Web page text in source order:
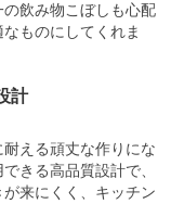
飲み物こぼしも心配
ものにしてくれま
計
える頑丈な作りにな
きる高品質設計で、
来にくく、キッチン